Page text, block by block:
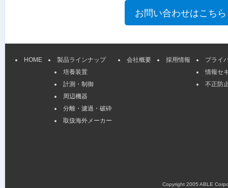
HOME
製品ラインナップ
培養装置
計測・制御
周辺機器
分離・濾過・破砕
取扱海外メーカー
会社概要 採用情報
プライ
情報セ
不正防
Copyright 2005 ABLE